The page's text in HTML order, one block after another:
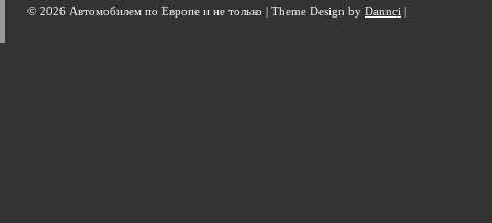
© 2026 Автомобилем по Европе и не только | Theme Design by Dannci |